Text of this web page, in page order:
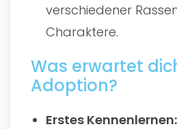
verschiedener
Charaktere.
Was erwartet
Adoption?
Erstes Kennenlernen: